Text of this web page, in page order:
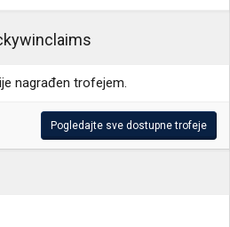
nagrađen trofejem.
Pogledajte sve dostupne trofeje